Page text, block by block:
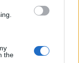
the
δει στη ζωή
που